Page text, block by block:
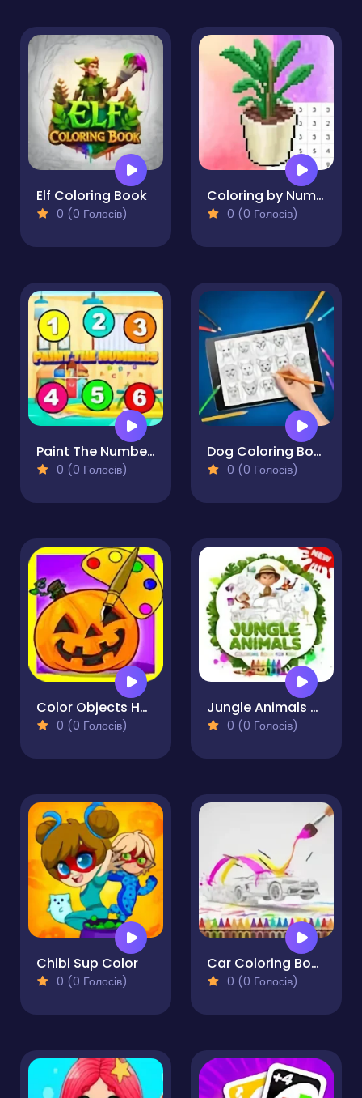
Elf Coloring Book
0 (0 Голосів)
Coloring by Numbers. Pixel Room
0 (0 Голосів)
Paint The Numbers
0 (0 Голосів)
Dog Coloring Book for Adults
0 (0 Голосів)
Color Objects Halloween
0 (0 Голосів)
Jungle Animals Coloring Book for Kids
0 (0 Голосів)
Chibi Sup Color
0 (0 Голосів)
Car Coloring Book
0 (0 Голосів)